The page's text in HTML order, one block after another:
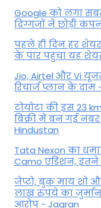
Google को लगा
दिग्गजों ने छोड़ी
पहले ही दिन हर
के पार पहुंचा यह
Jio, Airtel और Vi
रिचार्ज प्लान के दाम
टोयोटा की इस 23
बिक्री में बन गई
Hindustan
Tata Nexon का
Camo एडिशन,
जेप्टो, बुक माय शो
लाख रुपये का
आरोप - Jagran